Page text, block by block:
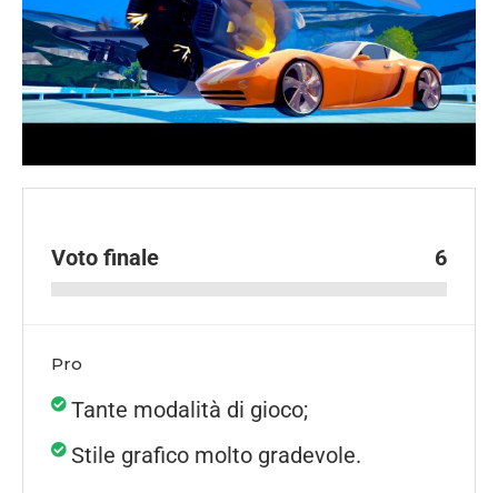
Voto finale 6
Pro
Tante modalità di gioco;
Stile grafico molto gradevole.